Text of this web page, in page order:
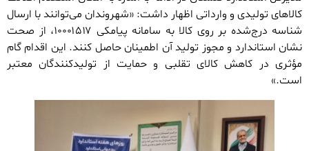
کالاهای تولیدی و وارداتی اظهار داشت: «شهروندان می‌توانند با ارسال
شناسه درج‌شده بر روی کالا به سامانه پیامکی ۱۰۰۰۱۵۱۷، از صحت
نشان استاندارد و مجوز تولید آن اطمینان حاصل کنند. این اقدام گام
مؤثری در کاهش کالای تقلبی و حمایت از تولیدکنندگان معتبر
است.»